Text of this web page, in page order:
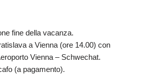
fine della vacanza.
a Vienna (ore 14.00) con
Vienna – Schwechat.
(a pagamento).